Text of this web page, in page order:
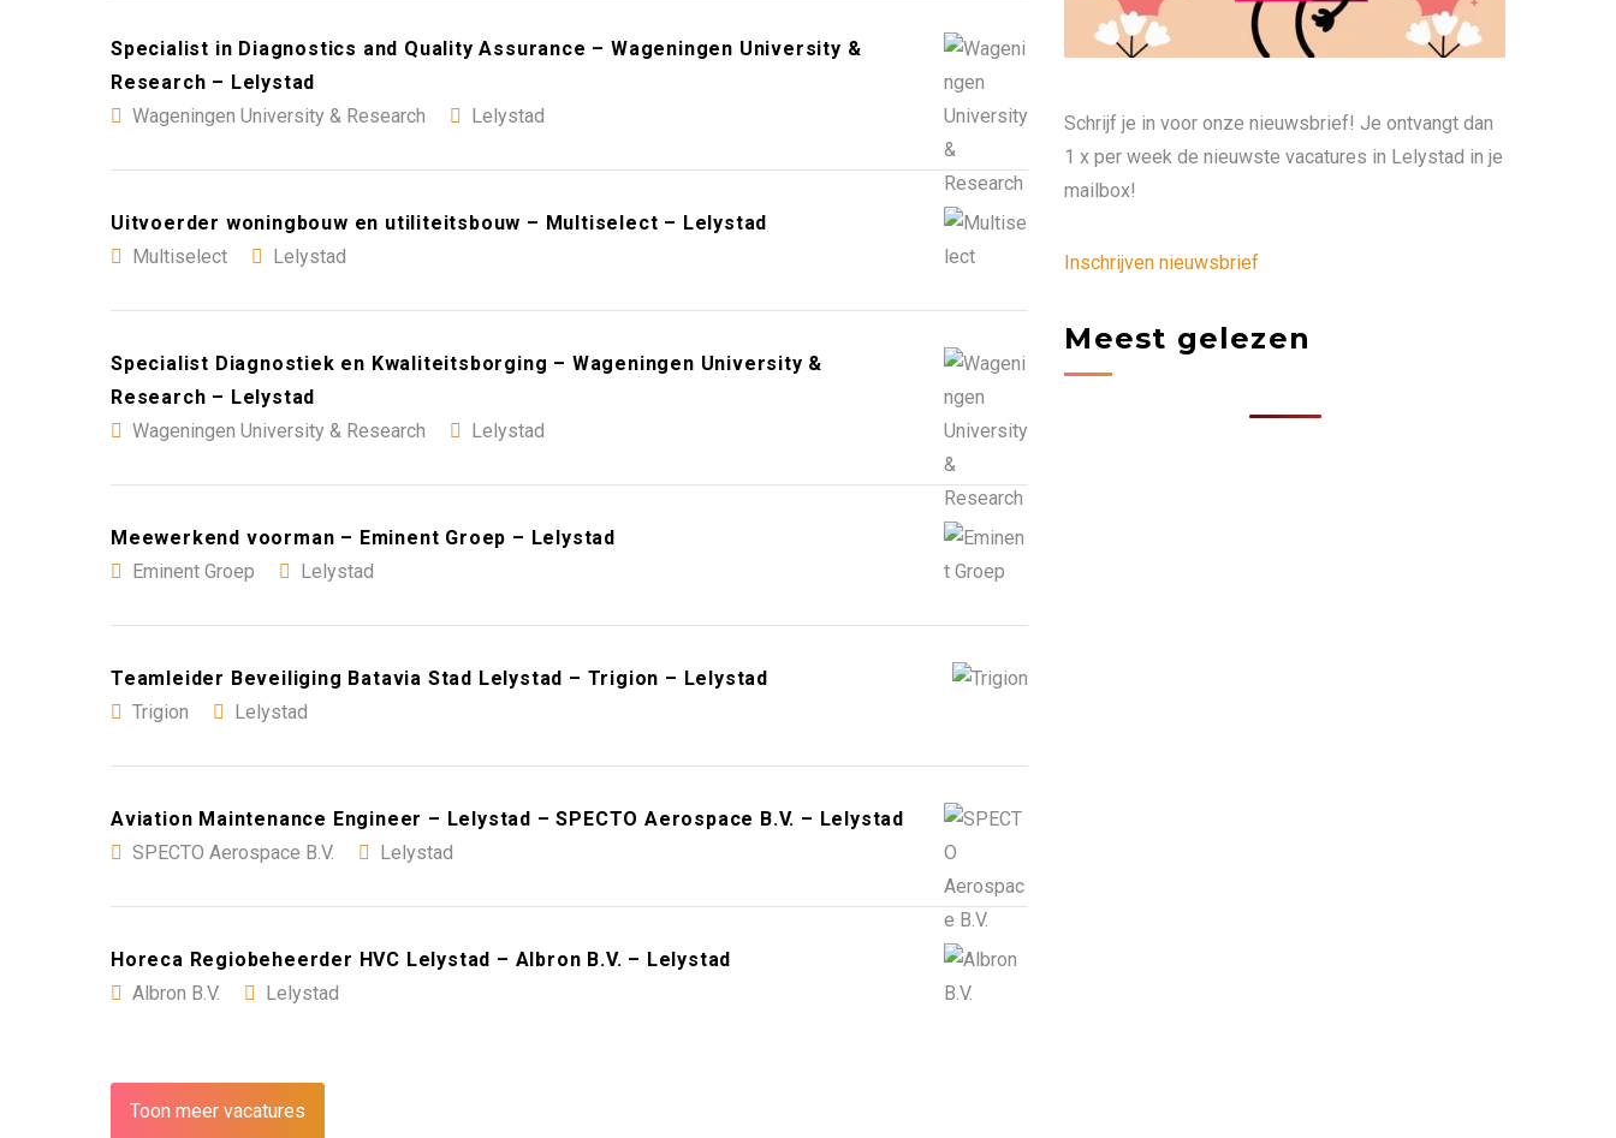
Specialist in Diagnostics and Quality Assurance – Wageningen University &
Research – Lelystad
Wageningen University & Research
Lelystad
Uitvoerder woningbouw en utiliteitsbouw – Multiselect – Lelystad
Multiselect
Lelystad
Specialist Diagnostiek en Kwaliteitsborging – Wageningen University &
Research – Lelystad
Wageningen University & Research
Lelystad
Meewerkend voorman – Eminent Groep – Lelystad
Eminent Groep
Lelystad
Teamleider Beveiliging Batavia Stad Lelystad – Trigion – Lelystad
Trigion
Lelystad
Aviation Maintenance Engineer – Lelystad – SPECTO Aerospace B.V. – Lelystad
SPECTO Aerospace B.V.
Lelystad
Horeca Regiobeheerder HVC Lelystad – Albron B.V. – Lelystad
Albron B.V.
Lelystad
Toon meer vacatures
Schrijf je in voor onze nieuwsbrief! Je ontvangt dan
1 x per week de nieuwste vacatures in Lelystad in je
mailbox!
Inschrijven nieuwsbrief
Meest gelezen